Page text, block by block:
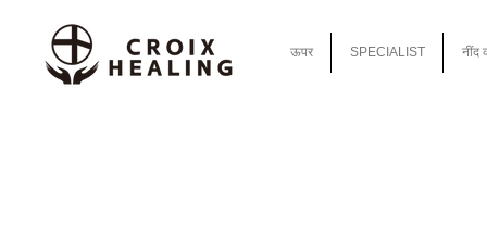
ऊपर SPECIALIST नींद